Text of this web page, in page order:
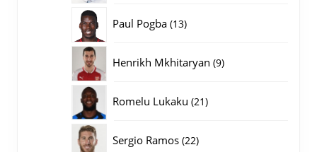
Paul Pogba 1313
Henrikh Mkhitaryan 99
Romelu Lukaku 2121
Sergio Ramos 2222